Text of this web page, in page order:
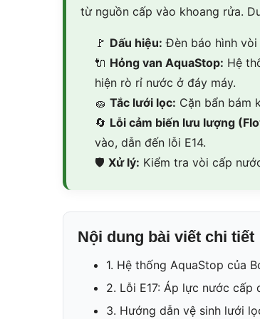
từ nguồn cấp vào khoang rửa.
🚩 Dấu hiệu: Đèn báo hình vòi
🔌 Hỏng van AquaStop: Hệ
hiện rò rỉ nước ở đáy máy.
🧽 Tắc lưới lọc: Cặn bẩn bám
🔄 Lỗi cảm biến lưu lượng
vào, dẫn đến lỗi E14.
🛡 Xử lý: Kiểm tra vòi cấp
Nội dung bài viết chi tiết
1. Hệ thống AquaStop của
2. Lỗi E17: Áp lực nước
3. Hướng dẫn vệ sinh lưới